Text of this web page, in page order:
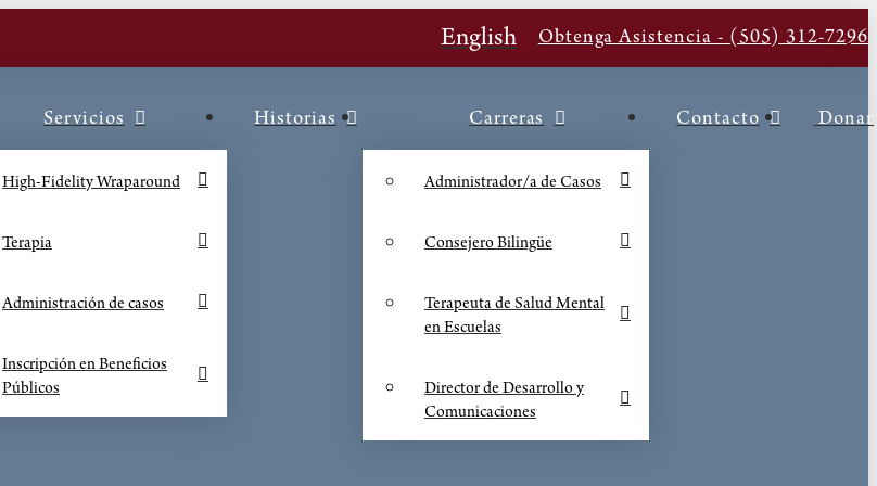
English Obtenga Asistencia - (505) 312-7296
Servicios
High-Fidelity Wraparound
Terapia
Administración de casos
Inscripción en Beneficios
Públicos
Historias Carreras
Administrador/a de Casos
Consejero Bilingüe
Terapeuta de Salud Mental
en Escuelas
Director de Desarrollo y
Comunicaciones
Contacto Donar